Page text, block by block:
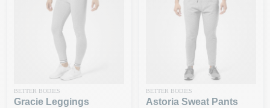
BETTER BODIES
Gracie Leggings
BETTER BODIES
Astoria Sweat Pants